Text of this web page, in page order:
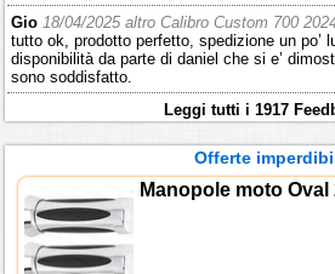
Gio 18/04/2025 altro Calibro Custom 700
tutto ok, prodotto perfetto, spedizione un po’
disponibilità da parte di daniel che si e’
sono soddisfatto.
Leggi tutti i 1917
Offerte
Manopole moto Oval